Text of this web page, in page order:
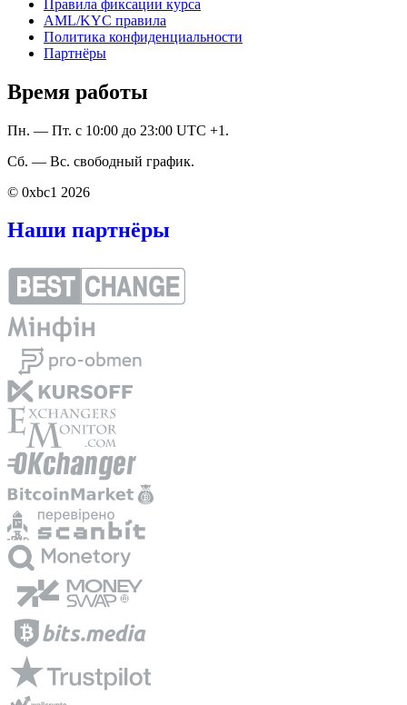
Правила фиксации курса
AML/KYC правила
Политика конфиденциальности
Партнёры
Время работы
Пн. — Пт. с 10:00 до 23:00 UTC +1.
Сб. — Вс. свободный график.
© 0xbc1 2026
Наши партнёры